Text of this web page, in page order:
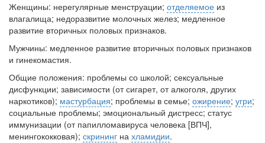
Соответствующий
законопроект внесен в
палату на
рассмотрение. Суть его
нахождении одного из
родителей в
больничной палате
бесплатно, в течении всего срока лечения...
Женщины: нерегулярные менструации; отделяемое из
влагалища; недо­развитие молочных желез; медленное
развитие вторичных половых признаков.
Мужчины: медленное развитие вторичных половых признаков
и гинеко­мастия.
Общие положения: проблемы со школой; сексуальные
дисфункции; зави­симости (от сигарет, от алкоголя, других
наркотиков); мастурбация; проблемы в семье; ожирение; угри;
социальные проблемы; эмоцио­нальный дистресс; статус
иммунизации (от папилломавируса челове­ка [ВПЧ],
менингококковая); скрининг на хламидии.